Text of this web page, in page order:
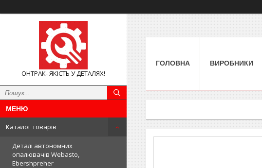
ОНТРАК- ЯКІСТЬ У ДЕТАЛЯХ!
Каталог товарів
Деталі автономних
опалювачів Webasto,
Ebershpreher
ГОЛОВНА ВИРОБНИКИ